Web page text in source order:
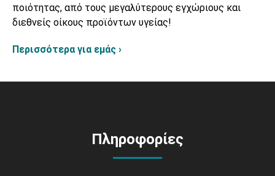
ποιότητας, από τους μεγαλύτερους εγχώριους και
διεθνείς οίκους προϊόντων υγείας!
Περισσότερα για εμάς ›
Πληροφορίες